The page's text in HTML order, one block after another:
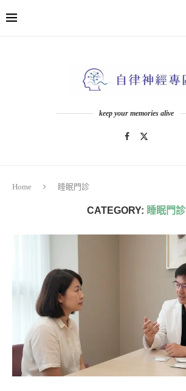
keep your memories alive
Home 睡眠門診
CATEGORY: 睡眠門診